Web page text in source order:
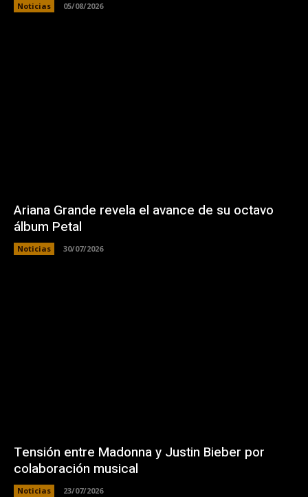
Noticias 05/08/2026
Ariana Grande revela el avance de su octavo
álbum Petal
Noticias 30/07/2026
Tensión entre Madonna y Justin Bieber por
colaboración musical
Noticias 23/07/2026